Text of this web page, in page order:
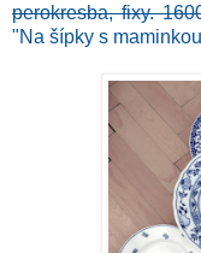
perokresba, fixy.
"Na šípky s